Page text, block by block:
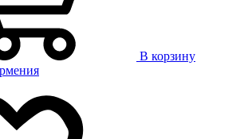
В корзину